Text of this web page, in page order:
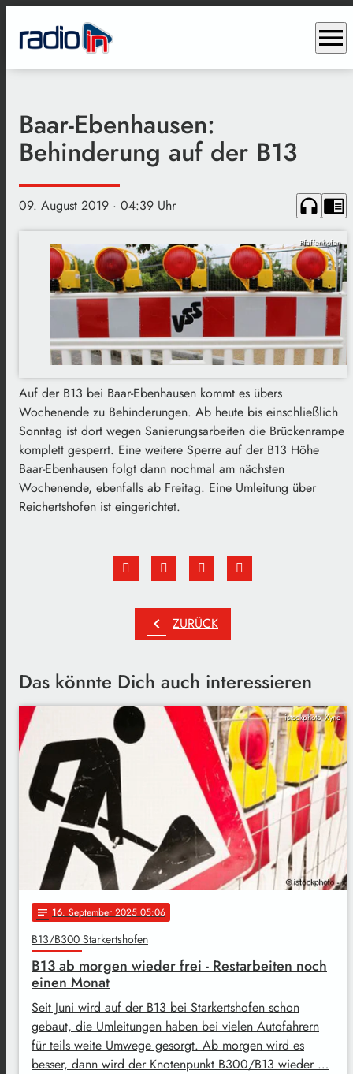
menu
Baar-Ebenhausen:
Behinderung auf der B13
09. August 2019 · 04:39 Uhr headphones chrome_reader_mode
Pfaffenhofen
Auf der B13 bei Baar-Ebenhausen kommt es übers
Wochenende zu Behinderungen. Ab heute bis einschließlich
Sonntag ist dort wegen Sanierungsarbeiten die Brückenrampe
komplett gesperrt. Eine weitere Sperre auf der B13 Höhe
Baar-Ebenhausen folgt dann nochmal am nächsten
Wochenende, ebenfalls ab Freitag. Eine Umleitung über
Reichertshofen ist eingerichtet.
chevron_left ZURÜCK
Das könnte Dich auch interessieren
istockphoto_Xyno
notes 16. September 2025 05:06
B13/B300 Starkertshofen
B13 ab morgen wieder frei - Restarbeiten noch
einen Monat
Seit Juni wird auf der B13 bei Starkertshofen schon
gebaut, die Umleitungen haben bei vielen Autofahrern
für teils weite Umwege gesorgt. Ab morgen wird es
besser, dann wird der Knotenpunkt B300/B13 wieder …